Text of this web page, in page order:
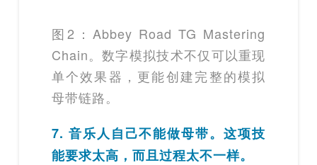
图2：Abbey Road TG Mastering
Chain。数字模拟技术不仅可以重现
单个效果器，更能创建完整的模拟
母带链路。
7. 音乐人自己不能做母带。这项技
能要求太高，而且过程太不一样。